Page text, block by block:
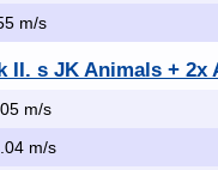
m/s
II. s JK Animals + 2x
m/s
m/s